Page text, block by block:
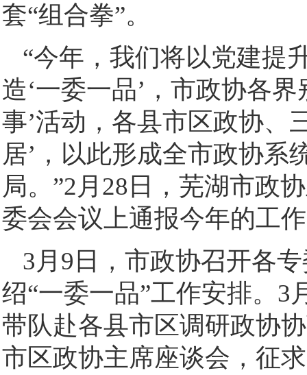
套“组合拳”。
“今年，我们将以党建提
造‘一委一品’，市政协各
事’活动，各县市区政协、
居’，以此形成全市政协系
局。”2月28日，芜湖市政
委会会议上通报今年的工
3月9日，市政协召开各
绍“一委一品”工作安排。3
带队赴各县市区调研政协
市区政协主席座谈会，征